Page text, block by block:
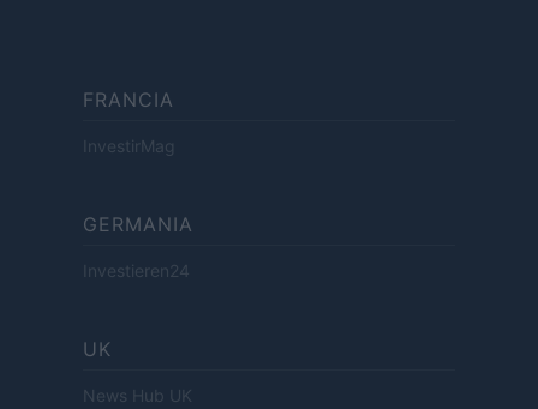
FRANCIA
InvestirMag
GERMANIA
Investieren24
UK
News Hub UK